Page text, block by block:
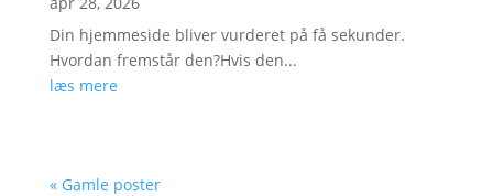
Din hjemmeside bliver vurderet på få sekunder.
Hvordan fremstår den?Hvis den...
læs mere
« Gamle poster